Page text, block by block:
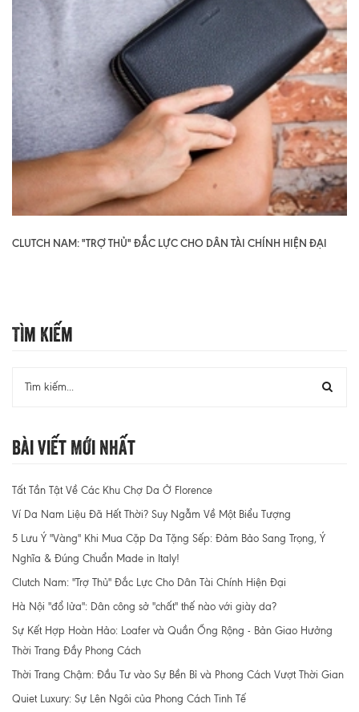
CLUTCH NAM: "TRỢ THỦ" ĐẮC LỰC CHO DÂN TÀI CHÍNH HIỆN ĐẠI
Tìm Kiếm
Bài Viết Mới Nhất
Tất Tần Tật Về Các Khu Chợ Da Ở Florence
Ví Da Nam Liệu Đã Hết Thời? Suy Ngẫm Về Một Biểu Tượng
5 Lưu Ý "Vàng" Khi Mua Cặp Da Tặng Sếp: Đảm Bảo Sang Trọng, Ý
Nghĩa & Đúng Chuẩn Made in Italy!
Clutch Nam: "Trợ Thủ" Đắc Lực Cho Dân Tài Chính Hiện Đại
Hà Nội "đổ lửa": Dân công sở "chất" thế nào với giày da?
Sự Kết Hợp Hoàn Hảo: Loafer và Quần Ống Rộng - Bản Giao Hưởng
Thời Trang Đầy Phong Cách
Thời Trang Chậm: Đầu Tư vào Sự Bền Bỉ và Phong Cách Vượt Thời Gian
Quiet Luxury: Sự Lên Ngôi của Phong Cách Tinh Tế